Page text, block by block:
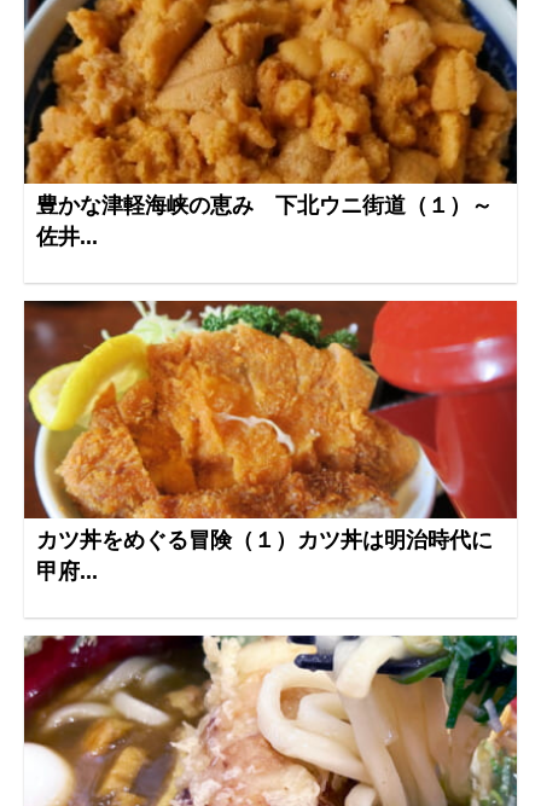
豊かな津軽海峡の恵み 下北ウニ街道（１）～
佐井...
カツ丼をめぐる冒険（１）カツ丼は明治時代に
甲府...